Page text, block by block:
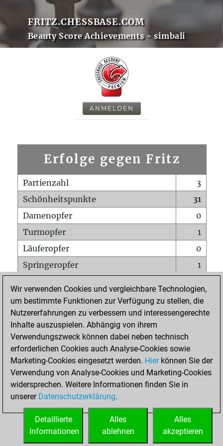
FRITZ.CHESSBASE.COM
Beauty Score Achievements - simbali
ANMELDEN
Erfolge gegen Fritz
Partienzahl
3
Schönheitspunkte
31
Damenopfer
0
Turmopfer
1
Läuferopfer
0
Springeropfer
1
Matt auf vollem Brett
0
Bauer setzt Matt
0
Erstickte Matts
Unterverwandlungen
Türme auf der siebten
0
STARTSEITE
Wir verwenden Cookies und vergleichbare Technologien,
um bestimmte Funktionen zur Verfügung zu stellen, die
Nutzererfahrungen zu verbessern und interessengerechte
Inhalte auszuspielen. Abhängig von ihrem
Verwendungszweck können dabei neben technisch
erforderlichen Cookies auch Analyse-Cookies sowie
Marketing-Cookies eingesetzt werden. Hierkönnen Sie der
Verwendung von Analyse-Cookies und Marketing-Cookies
widersprechen. Weitere Informationen finden Sie in
unserer Datenschutzerklärung.
Alles
akzeptieren
Alles
ablehnen
Detaillierte
Informationen